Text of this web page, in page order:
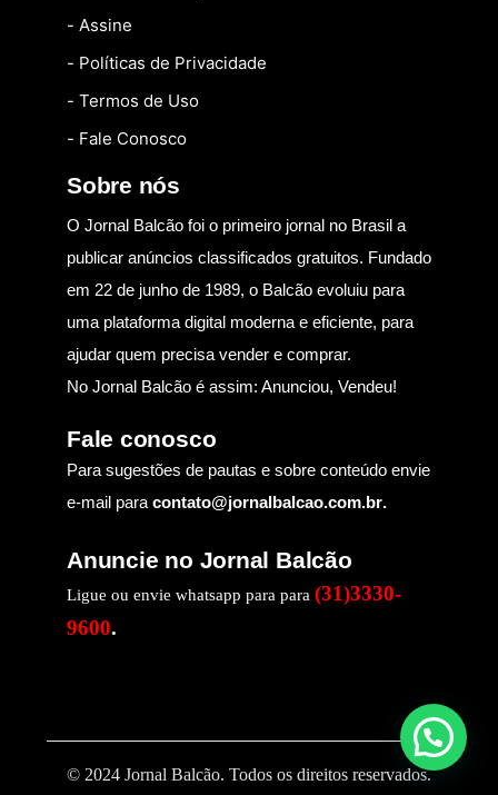
- Assine
- Políticas de Privacidade
- Termos de Uso
- Fale Conosco
Sobre nós
O Jornal Balcão foi o primeiro jornal no Brasil a
publicar anúncios classificados gratuitos. Fundado
em 22 de junho de 1989, o Balcão evoluiu para
uma plataforma digital moderna e eficiente, para
ajudar quem precisa vender e comprar.
No Jornal Balcão é assim: Anunciou, Vendeu!
Fale conosco
Para sugestões de pautas e sobre conteúdo envie
e-mail para contato@jornalbalcao.com.br.
Anuncie no Jornal Balcão
Ligue ou envie whatsapp para para (31)3330-
9600.
© 2024 Jornal Balcão. Todos os direitos reservados.